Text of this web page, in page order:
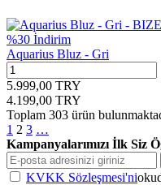
%30 İndirim
Aquarius Bluz - Gri
5.999,00 TRY
4.199,00 TRY
Toplam 303 ürün
1 2 3 …
Kampanyalarımızı İlk Siz
KVKK Sözleşmesi'ni